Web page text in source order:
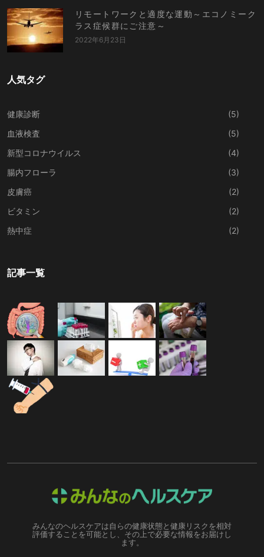
リモートワークと適度な運動～エコノミーク
ラス症候群にご注意～
2022年6月23日
人気タグ
健康診断
(5)
血液検査
(5)
新型コロナウイルス
(4)
腸内フローラ
(3)
皮膚癌
(2)
ビタミン
(2)
熱中症
(2)
記事一覧
みんなのヘルスケアは自らの健康状態と健康リスクを相対
評価することを可能とし、その上で必要な情報をお届けし
ます。